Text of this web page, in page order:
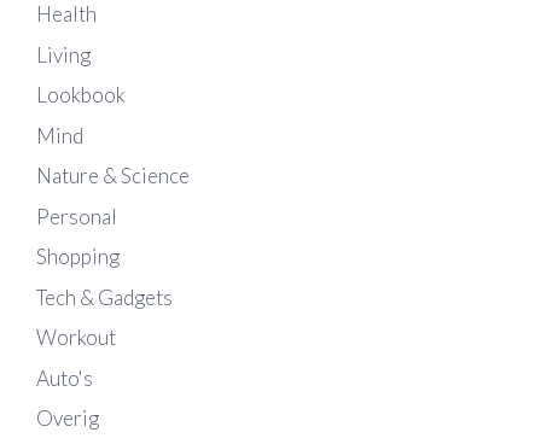
Health
Living
Lookbook
Mind
Nature & Science
Personal
Shopping
Tech & Gadgets
Workout
Auto's
Overig